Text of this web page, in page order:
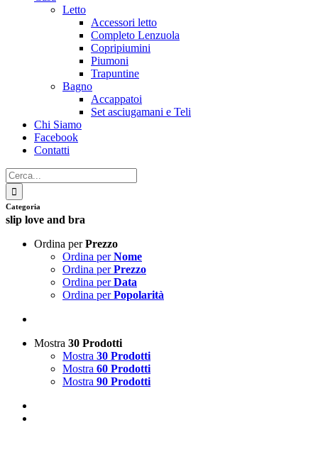
Letto
Accessori letto
Completo Lenzuola
Copripiumini
Piumoni
Trapuntine
Bagno
Accappatoi
Set asciugamani e Teli
Chi Siamo
Facebook
Contatti
Cerca
per:
Categoria
slip love and bra
Ordina perPrezzo
Ordina perNome
Ordina perPrezzo
Ordina perData
Ordina perPopolarità
Mostra 30 Prodotti
Mostra 30 Prodotti
Mostra 60 Prodotti
Mostra 90 Prodotti